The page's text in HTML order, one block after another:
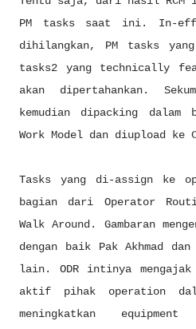
PM tasks saat ini. In-
dihilangkan, PM tasks
tasks2 yang technically
akan dipertahankan.
kemudian dipacking dalam
Work Model dan diupload ke
Tasks yang di-assign ke
bagian dari Operator
Walk Around. Gambaran
dengan baik Pak Akhmad
lain. ODR intinya
aktif pihak operation
meningkatkan